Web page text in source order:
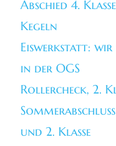
Abschied 4.
Kegeln
Eiswerkstatt: wir
in der OGS
Rollercheck, 2.
und 2. Klasse